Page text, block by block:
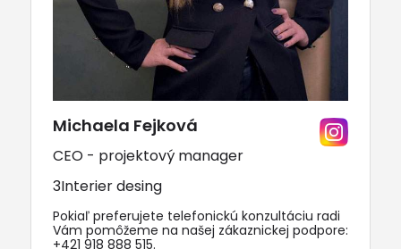
Michaela Fejková
CEO - projektový manager
3Interier desing
Pokiaľ preferujete telefonickú konzultáciu radi
Vám pomôžeme na našej zákaznickej podpore:
+421 918 888 515.